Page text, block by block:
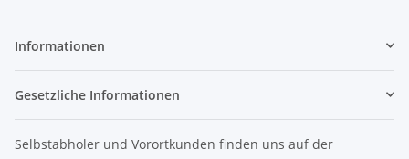
Informationen
Gesetzliche Informationen
Selbstabholer und Vorortkunden finden uns auf der